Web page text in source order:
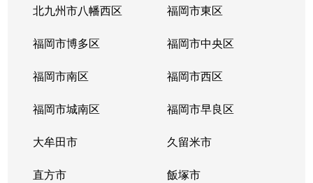
北九州市八幡西区 福岡市東区
福岡市博多区 福岡市中央区
福岡市南区 福岡市西区
福岡市城南区 福岡市早良区
大牟田市 久留米市
直方市 飯塚市